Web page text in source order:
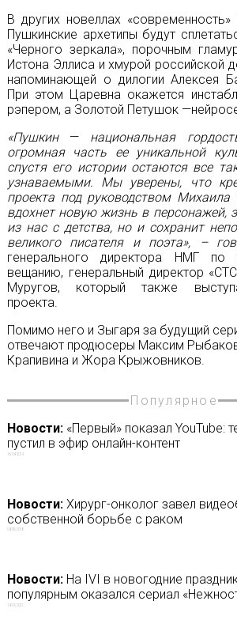
В других новеллах «современность»
Пушкинские архетипы будут
«Черного зеркала», порочным
Истона Эллиса и хмурой российской
напоминающей о дилогии Алексея
При этом Царевна окажется
рэпером, а Золотой Петушок
«Пушкин — национальная
огромная часть ее уникальной
спустя его истории остаются все
узнаваемыми. Мы уверены, что
проекта под руководством
вдохнет новую жизнь в персонажей,
из нас с детства, но и сохранит
великого писателя и поэта», –
генерального директора НМГ по
вещанию, генеральный директор
Муругов, который также
проекта.
Помимо него и Зыгаря за будущий
отвечают продюсеры Максим
Крапивина и Жора Крыжовников.
Популярное
Новости:«Первый» показал YouTube:
пустил в эфир онлайн-контент
16/04/2019
Новости:Хирург-онколог завел
собственной борьбе с раком
04/05/2018
Новости:На IVI в новогодние
популярным оказался сериал
14/01/2021